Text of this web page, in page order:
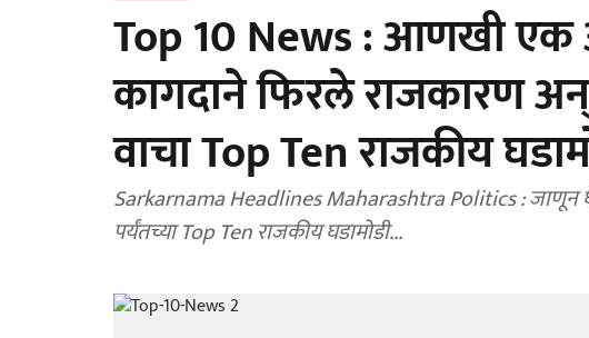
Top 10 News : आणखी एक
कागदाने फिरले राजकारण
वाचा Top Ten राजकीय
Sarkarnama Headlines Maharashtra Politics : जाणून
पर्यंतच्या Top Ten राजकीय घडामोडी...